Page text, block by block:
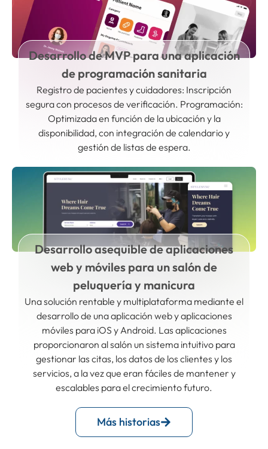
Desarrollo de MVP para una aplicación
de programación sanitaria
Registro de pacientes y cuidadores: Inscripción
segura con procesos de verificación. Programación:
Optimizada en función de la ubicación y la
disponibilidad, con integración de calendario y
gestión de listas de espera.
Desarrollo asequible de aplicaciones
web y móviles para un salón de
peluquería y manicura
Una solución rentable y multiplataforma mediante el
desarrollo de una aplicación web y aplicaciones
móviles para iOS y Android. Las aplicaciones
proporcionaron al salón un sistema intuitivo para
gestionar las citas, los datos de los clientes y los
servicios, a la vez que eran fáciles de mantener y
escalables para el crecimiento futuro.
Más historias